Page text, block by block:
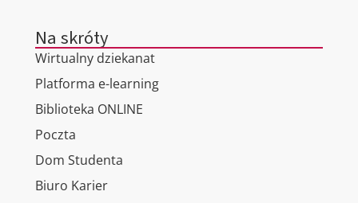
Na skróty
Wirtualny dziekanat
Platforma e-learning
Biblioteka ONLINE
Poczta
Dom Studenta
Biuro Karier